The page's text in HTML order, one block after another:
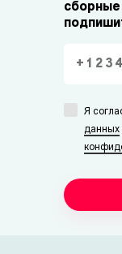
Я
данных